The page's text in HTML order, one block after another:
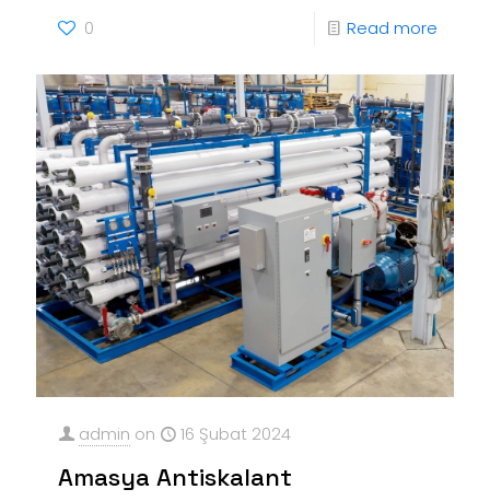
0 Read more
admin on 16 Şubat 2024
Amasya Antiskalant